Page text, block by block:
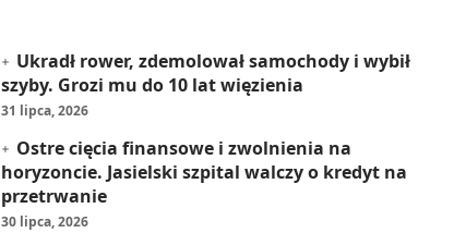
Ukradł rower, zdemolował samochody i wybił
szyby. Grozi mu do 10 lat więzienia
31 lipca, 2026
Ostre cięcia finansowe i zwolnienia na
horyzoncie. Jasielski szpital walczy o kredyt na
przetrwanie
30 lipca, 2026